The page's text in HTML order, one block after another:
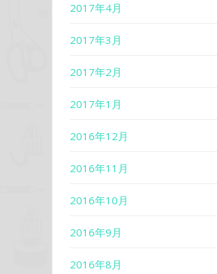
2017年4月
2017年3月
2017年2月
2017年1月
2016年12月
2016年11月
2016年10月
2016年9月
2016年8月